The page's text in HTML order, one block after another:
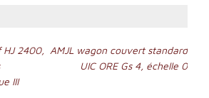
HJ 2400,
III
AMJL wagon couvert standard
UIC ORE Gs 4, échelle 0